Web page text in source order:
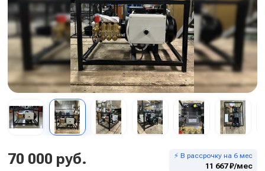
70 000 руб. ⚡ В рассрочку на 6 мес
11 667 ₽/мес